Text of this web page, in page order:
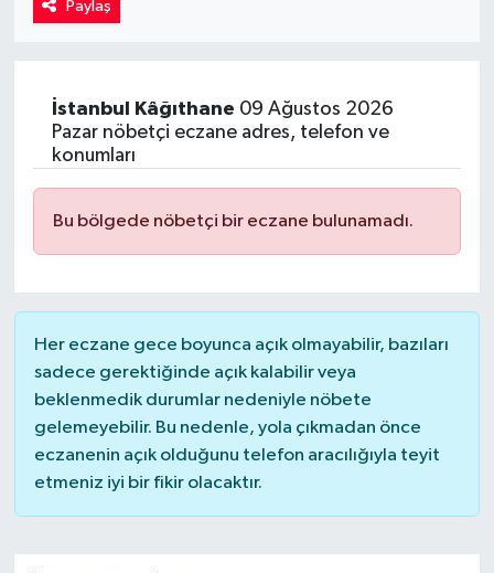
Paylaş
İstanbul Kâğıthane 09 Ağustos 2026
Pazar nöbetçi eczane adres, telefon ve
konumları
Bu bölgede nöbetçi bir eczane bulunamadı.
Her eczane gece boyunca açık olmayabilir, bazıları
sadece gerektiğinde açık kalabilir veya
beklenmedik durumlar nedeniyle nöbete
gelemeyebilir. Bu nedenle, yola çıkmadan önce
eczanenin açık olduğunu telefon aracılığıyla teyit
etmeniz iyi bir fikir olacaktır.
Yaşam